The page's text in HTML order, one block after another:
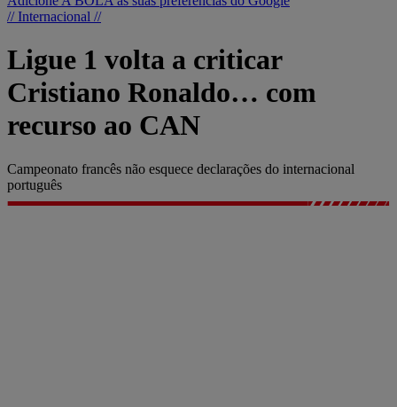
// Internacional //
Ligue 1 volta a criticar
Cristiano Ronaldo… com
recurso ao CAN
Campeonato francês não esquece declarações do internacional
português